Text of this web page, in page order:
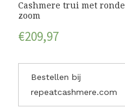
Cashmere trui met ronde
zoom
€209,97
Bestellen bij
repeatcashmere.com